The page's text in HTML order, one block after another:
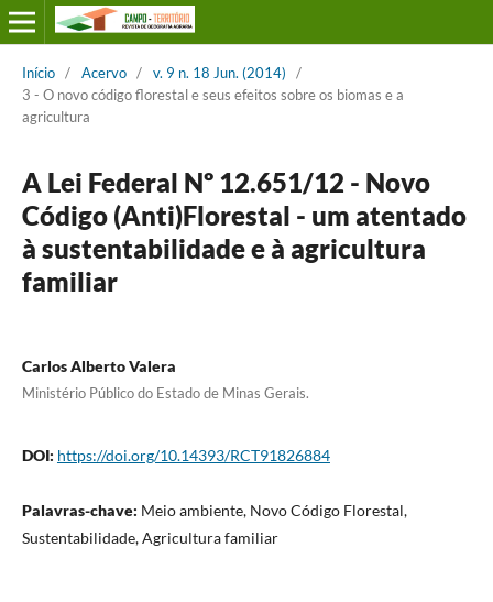
Início / Acervo / v. 9 n. 18 Jun. (2014)
/
3 - O novo código florestal e seus efeitos sobre os biomas e a
agricultura
A Lei Federal Nº 12.651/12 - Novo
Código (Anti)Florestal - um atentado
à sustentabilidade e à agricultura
familiar
Carlos Alberto Valera
Ministério Público do Estado de Minas Gerais.
DOI: https://doi.org/10.14393/RCT91826884
Palavras-chave: Meio ambiente, Novo Código Florestal,
Sustentabilidade, Agricultura familiar